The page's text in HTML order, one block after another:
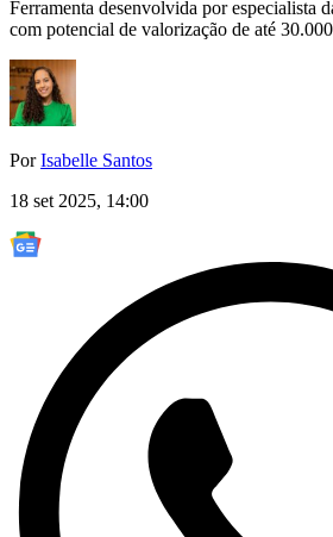
Ferramenta desenvolvida por especialista
com potencial de valorização de até
PorIsabelle Santos
18 set 2025, 14:00